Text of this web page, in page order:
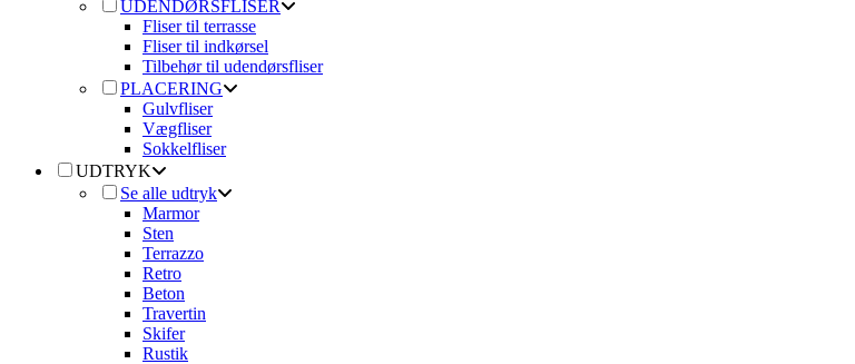
UDENDØRSFLISER
Fliser til terrasse
Fliser til indkørsel
Tilbehør til udendørsfliser
PLACERING
Gulvfliser
Vægfliser
Sokkelfliser
UDTRYK
Se alle udtryk
Marmor
Sten
Terrazzo
Retro
Beton
Travertin
Skifer
Rustik